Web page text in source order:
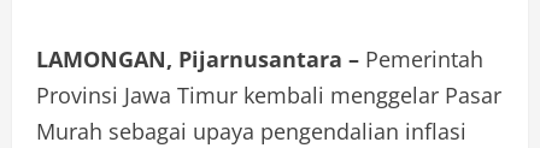
LAMONGAN, Pijarnusantara – Pemerintah
Provinsi Jawa Timur kembali menggelar Pasar
Murah sebagai upaya pengendalian inflasi